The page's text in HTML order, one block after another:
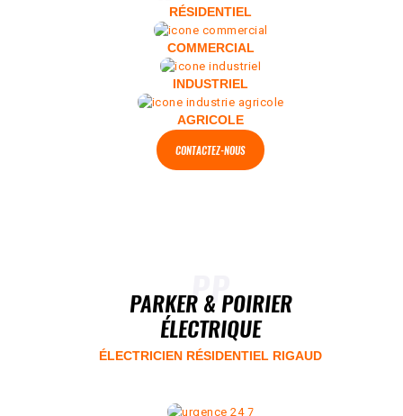
RÉSIDENTIEL
COMMERCIAL
INDUSTRIEL
AGRICOLE
CONTACTEZ-NOUS
PP
PARKER & POIRIER
ÉLECTRIQUE
ÉLECTRICIEN RÉSIDENTIEL RIGAUD